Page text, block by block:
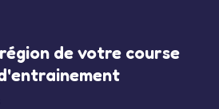
de votre course